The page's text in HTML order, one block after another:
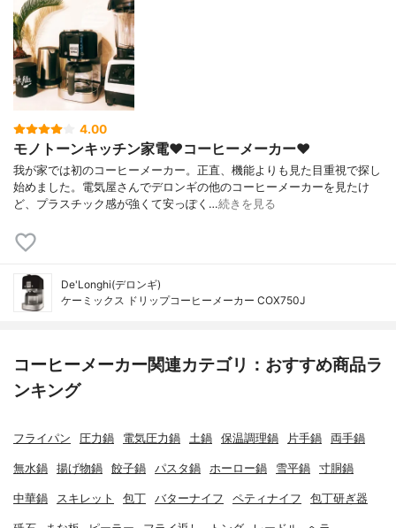
4.00
モノトーンキッチン家電❤️コーヒーメーカー❤️
我が家では初のコーヒーメーカー。正直、機能よりも見た目重視で探し
始めました。電気屋さんでデロンギの他のコーヒーメーカーを見たけ
ど、プラスチック感が強くて安っぽく…続きを見る
De'Longhi(デロンギ)
ケーミックス ドリップコーヒーメーカー COX750J
コーヒーメーカー関連カテゴリ：おすすめ商品ラ
ンキング
フライパン 圧力鍋 電気圧力鍋 土鍋 保温調理鍋 片手鍋 両手鍋
無水鍋 揚げ物鍋 餃子鍋 パスタ鍋 ホーロー鍋 雪平鍋 寸胴鍋
中華鍋 スキレット 包丁 バターナイフ ペティナイフ 包丁研ぎ器